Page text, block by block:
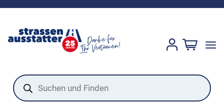
Products
search